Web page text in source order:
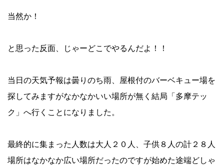
当然か！
と思った反面、じゃーどこでやるんだよ！！
当日の天気予報は曇りのち雨、屋根付のバーベキュー場を
探してみますがなかなかいい場所が無く結局「多摩テッ
ク」へ行くことになりました。
最終的に集まった人数は大人２０人、子供８人の計２８人
場所はなかなか広い場所だったのですが始めた途端どしゃ